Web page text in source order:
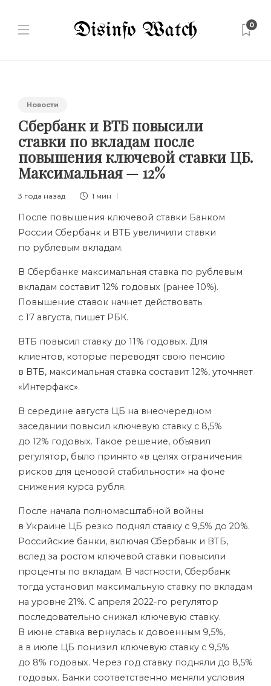
0
Новости
Сбербанк и ВТБ повысили
ставки по вкладам после
повышения ключевой ставки ЦБ.
Максимальная — 12%
3 года назад 1 мин
После повышения ключевой ставки Банком
России Сбербанк и ВТБ увеличили ставки
по рублевым вкладам.
В Сбербанке максимальная ставка по рублевым
вкладам составит 12% годовых (ранее 10%).
Повышение ставок начнет действовать
с 17 августа, пишет РБК.
ВТБ повысил ставку до 11% годовых. Для
клиентов, которые переводят свою пенсию
в ВТБ, максимальная ставка составит 12%, уточняет
«Интерфакс».
В середине августа ЦБ на внеочередном
заседании повысил ключевую ставку с 8,5%
до 12% годовых. Такое решение, объявил
регулятор, было принято «в целях ограничения
рисков для ценовой стабильности» на фоне
снижения курса рубля.
После начала полномасштабной войны
в Украине ЦБ резко поднял ставку с 9,5% до 20%.
Российские банки, включая Сбербанк и ВТБ,
вслед за ростом ключевой ставки повысили
проценты по вкладам. В частности, Сбербанк
тогда установил максимальную ставку по вкладам
на уровне 21%. С апреля 2022-го регулятор
последовательно снижал ключевую ставку.
В июне ставка вернулась к довоенным 9,5%,
а в июле ЦБ понизил ключевую ставку с 9,5%
до 8% годовых. Через год ставку подняли до 8,5%
годовых. Банки соответственно меняли условия